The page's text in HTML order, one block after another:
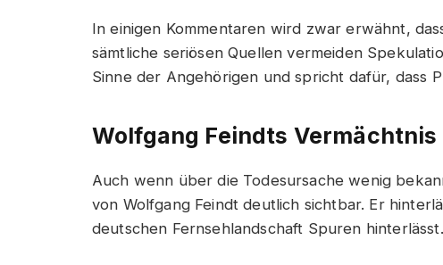
In einigen Kommentaren wird zwar erwähnt,
sämtliche seriösen Quellen vermeiden
Sinne der Angehörigen und spricht dafür, dass
Wolfgang Feindts Vermächtnis
Auch wenn über die Todesursache wenig
von Wolfgang Feindt deutlich sichtbar. Er
deutschen Fernsehlandschaft Spuren hinterlässt.